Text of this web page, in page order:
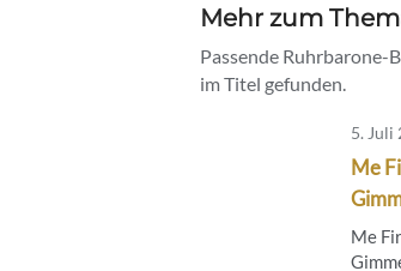
Mehr zum
Passende Ruhrbarone-
im Titel gefunden.
5. Juli
Me
Me